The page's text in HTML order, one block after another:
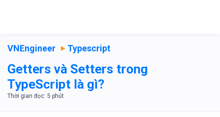
VNEngineer Typescript
Getters và Setters trong
TypeScript là gì?